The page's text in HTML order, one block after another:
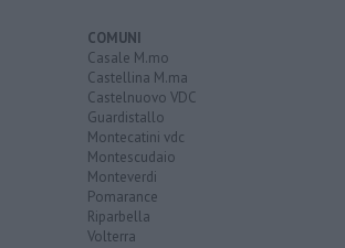
COMUNI
Casale M.mo
Castellina M.ma
Castelnuovo VDC
Guardistallo
Montecatini vdc
Montescudaio
Monteverdi
Pomarance
Riparbella
Volterra